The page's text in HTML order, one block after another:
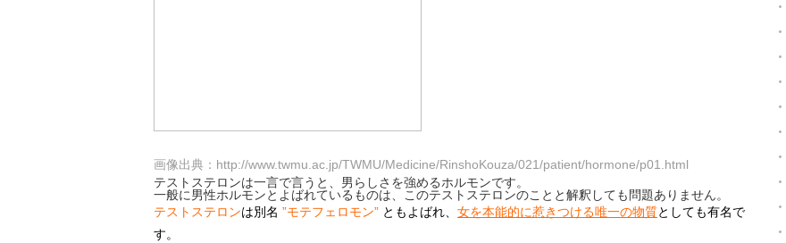
画像出典：http://www.twmu.ac.jp/TWMU/Medicine/RinshoKouza/021/patient/hormone/p01.html
テストステロンは一言で言うと、 男らしさを強めるホルモンです。
一般に男性ホルモンとよばれているものは、このテストステロンのことと解釈しても問題ありません。
テストステロンは別名 ”モテフェロモン” ともよばれ、 女を本能的に惹きつける唯一の物質としても有名で
す。